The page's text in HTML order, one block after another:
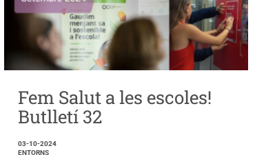
Fem Salut a les escoles!
Butlletí 32
03-10-2024
ENTORNS